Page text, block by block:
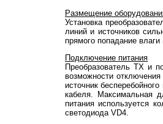
Размещение
Установка
линий и источников
прямого попадание
Подключение питания
Преобразователь TX и
возможности
источник
кабеля. Максимальная
питания используется
светодиода VD4.